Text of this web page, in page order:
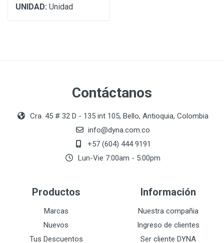
UNIDAD: Unidad
Contáctanos
Cra. 45 # 32 D - 135 int 105, Bello, Antioquia, Colombia
info@dyna.com.co
+57 (604) 444 9191
Lun-Vie 7:00am - 5:00pm
Productos
Marcas
Nuevos
Tus Descuentos
Información
Nuestra compañia
Ingreso de clientes
Ser cliente DYNA